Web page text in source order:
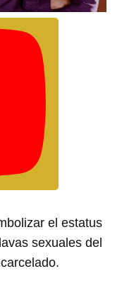
el estatus
sexuales del